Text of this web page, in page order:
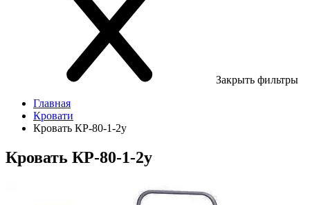
Закрыть фильтры
Главная
Кровати
Кровать КР-80-1-2у
Кровать КР-80-1-2у